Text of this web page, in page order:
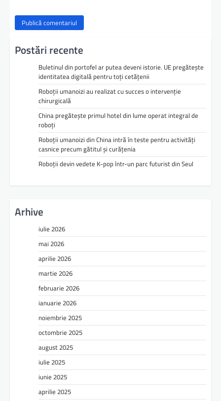
Postări recente
Buletinul din portofel ar putea deveni istorie. UE pregătește
identitatea digitală pentru toți cetățenii
Roboții umanoizi au realizat cu succes o intervenție
chirurgicală
China pregătește primul hotel din lume operat integral de
roboți
Roboții umanoizi din China intră în teste pentru activități
casnice precum gătitul și curățenia
Roboții devin vedete K-pop într-un parc futurist din Seul
Arhive
iulie 2026
mai 2026
aprilie 2026
martie 2026
februarie 2026
ianuarie 2026
noiembrie 2025
octombrie 2025
august 2025
iulie 2025
iunie 2025
aprilie 2025